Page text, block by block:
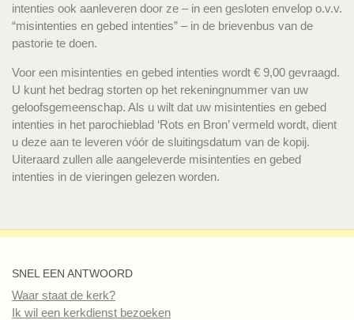
intenties ook aanleveren door ze – in een gesloten envelop o.v.v.
“misintenties en gebed intenties” – in de brievenbus van de
pastorie te doen.
Voor een misintenties en gebed intenties wordt € 9,00 gevraagd.
U kunt het bedrag storten op het rekeningnummer van uw
geloofsgemeenschap. Als u wilt dat uw misintenties en gebed
intenties in het parochieblad ‘Rots en Bron’ vermeld wordt, dient
u deze aan te leveren vóór de sluitingsdatum van de kopij.
Uiteraard zullen alle aangeleverde misintenties en gebed
intenties in de vieringen gelezen worden.
SNEL EEN ANTWOORD
Waar staat de kerk?
Ik wil een kerkdienst bezoeken